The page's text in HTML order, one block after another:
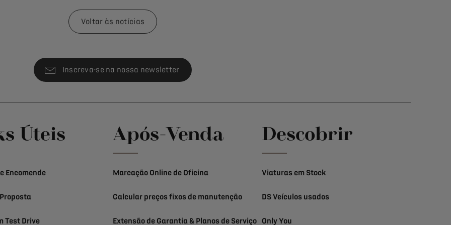
Voltar às notícias
Inscreva-se na nossa newsletter
Úteis
Encomende
Test Drive
Após-Venda
Marcação Online de Oficina
Calcular preços fixos de manutenção
Extensão de Garantia & Planos de Serviço
Descobrir
Viaturas em Stock
DS Veículos usados
Only You